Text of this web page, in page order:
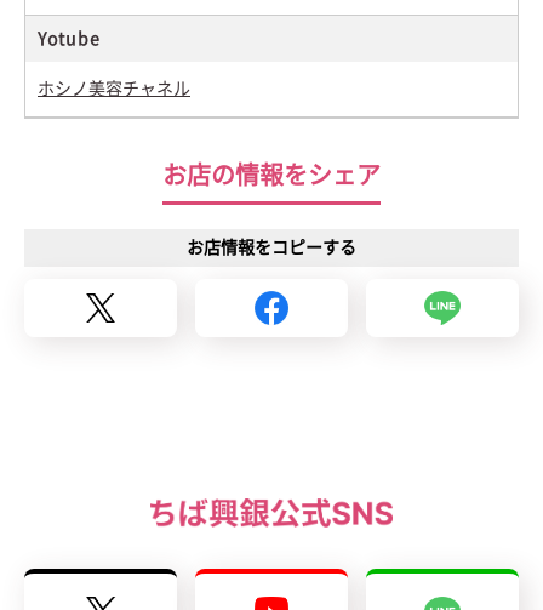
Yotube
ホシノ美容チャネル
お店の情報をシェア
お店情報をコピーする